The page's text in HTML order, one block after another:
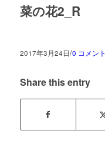
菜の花2_R
2017年3月24日/0 コメント
Share this entry